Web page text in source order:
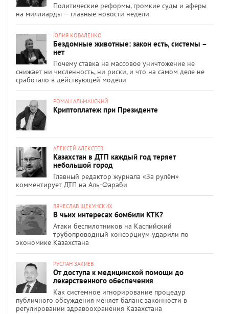
Политические реформы, громкие суды и аферы
на миллиарды — главные новости недели
ЮЛИЯ КОВАЛЕНКО
Бездомные животные: закон есть, системы –
нет
Почему ставка на массовое уничтожение не
снижает ни численность, ни риски, и что на самом деле не
сработало в действующей модели
РОМАН АЛЬМАНСКИЙ
Криптоплатеж при Президенте
АЛЕКСЕЙ АЛЕКСЕЕВ
Казахстан в ДТП каждый год теряет
небольшой город
Главный редактор журнала «За рулём»
комментирует ДТП на Аль-Фараби
ВЯЧЕСЛАВ ЩЕКУНСКИХ
В чьих интересах бомбили КТК?
Атаки беспилотников на Каспийский
трубопроводный консорциум ударили по
экономике Казахстана
РУСЛАН ЗАКИЕВ
От доступа к медицинской помощи до
лекарственного обеспечения
Как системное игнорирование процедур
публичного обсуждения меняет баланс законности в
регулировании здравоохранения Казахстана